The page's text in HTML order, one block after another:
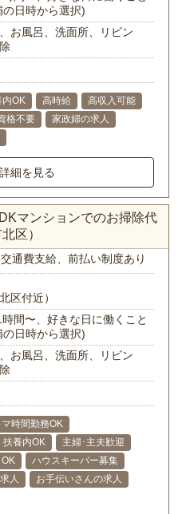
日時から選択)
お風呂、洗面所、リビン
内OK 高時給
高収入可能
格不要
家政婦の求人
細を見る
マンションでのお掃除代
区）
交通費支給、前払い制度あり
区付近）
間〜、好きな日に働くこと
日時から選択)
お風呂、洗面所、リビン
マ時間勤務OK
扶養内OK
主婦･主夫歓迎
ハウスキーパー募集
人
お手伝いさんの求人